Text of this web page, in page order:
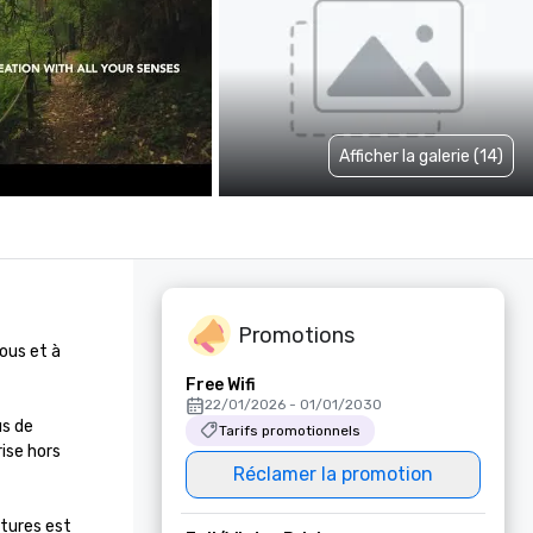
Afficher la galerie (14)
et à
de
hors
est
Promotions
Free Wifi
22/01/2026 - 01/01/2030
Tarifs promotionnels
Réclamer la promotion